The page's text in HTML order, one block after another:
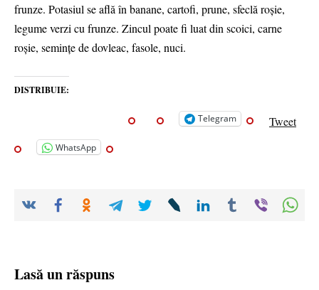
frunze. Potasiul se află în banane, cartofi, prune, sfeclă roșie,
legume verzi cu frunze. Zincul poate fi luat din scoici, carne
roșie, semințe de dovleac, fasole, nuci.
DISTRIBUIE:
Telegram Tweet
WhatsApp
Lasă un răspuns